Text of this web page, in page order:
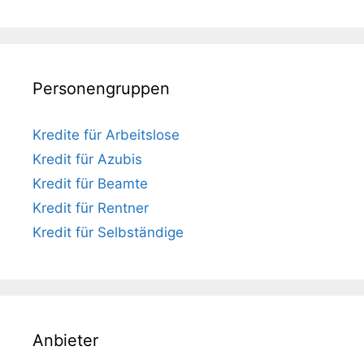
Personengruppen
Kredite für Arbeitslose
Kredit für Azubis
Kredit für Beamte
Kredit für Rentner
Kredit für Selbständige
Anbieter